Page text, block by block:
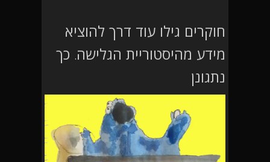
חוקרים גילו עוד דרך להוציא
מידע מהיסטוריית הגלישה. כך
נתגונן